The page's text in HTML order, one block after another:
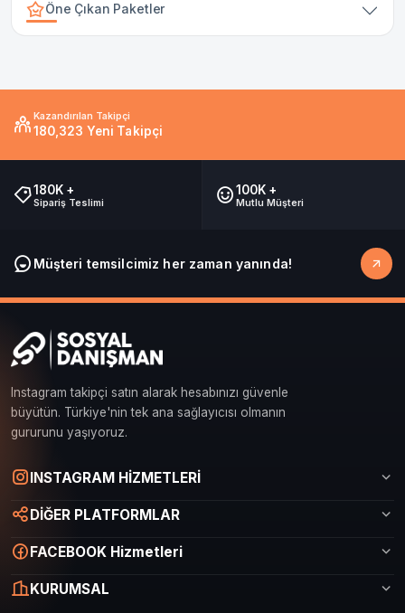
Öne Çıkan Paketler
Kazandırılan Takipçi
180,323 Yeni Takipçi
180K +
Sipariş Teslimi
100K +
Mutlu Müşteri
Müşteri temsilcimiz her zaman yanında!
Instagram takipçi satın alarak hesabınızı güvenle
büyütün. Türkiye'nin tek ana sağlayıcısı olmanın
gururunu yaşıyoruz.
INSTAGRAM HİZMETLERİ
DİĞER PLATFORMLAR
FACEBOOK Hizmetleri
KURUMSAL
Sosyal Danışman Canlı Destek
Çevrimiçi